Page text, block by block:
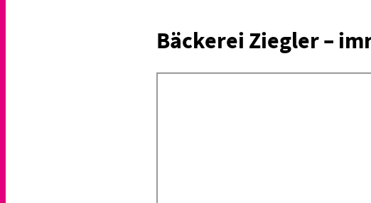
Bäckerei Ziegler –